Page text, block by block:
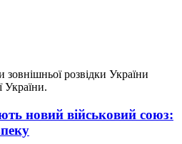
розвідки України
України.
новий військовий союз: